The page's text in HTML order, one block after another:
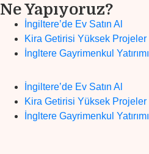
Ne Yapıyoruz?
İngiltere’de Ev Satın Al
Kira Getirisi Yüksek Projeler
İngltere Gayrimenkul Yatırımı
İngiltere’de Ev Satın Al
Kira Getirisi Yüksek Projeler
İngltere Gayrimenkul Yatırımı